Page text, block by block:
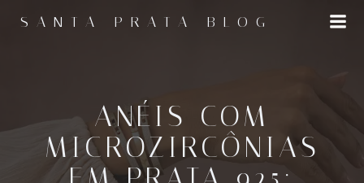
para
SANTA PRATA BLOG
ANÉIS COM
MICROZIRCÔNIAS